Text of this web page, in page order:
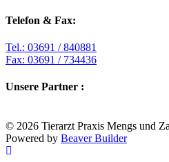
Telefon & Fax:
Tel.: 03691 / 840881
Fax: 03691 / 734436
Unsere Partner :
© 2026 Tierarzt Praxis Mengs und
Powered by Beaver Builder